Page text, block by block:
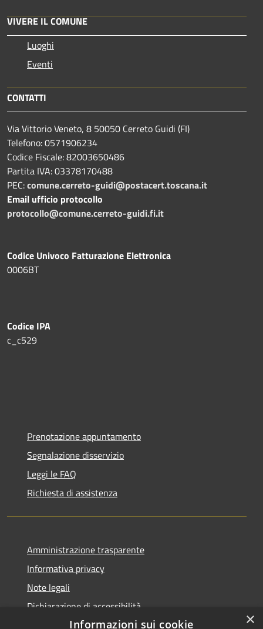
VIVERE IL COMUNE
Luoghi
Eventi
CONTATTI
Via Vittorio Veneto, 8 50050 Cerreto Guidi (FI)
Telefono: 0571906234
Codice Fiscale: 82003650486
Partita IVA: 03378170488
PEC:comune.cerreto-guidi@postacert.toscana.it
Email ufficio protocollo
protocollo@comune.cerreto-guidi.fi.it
Codice Univoco Fatturazione Elettronica
0006BT
Codice IPA
c_c529
Prenotazione appuntamento
Segnalazione disservizio
Leggi le FAQ
Richiesta di assistenza
Amministrazione trasparente
Informativa privacy
Note legali
Dichiarazione di accessibilità
×
Informazioni sui cookie